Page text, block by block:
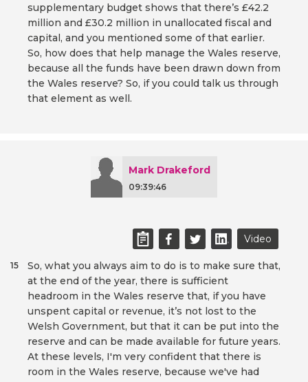
supplementary budget shows that there’s £42.2
million and £30.2 million in unallocated fiscal and
capital, and you mentioned some of that earlier.
So, how does that help manage the Wales reserve,
because all the funds have been drawn down from
the Wales reserve? So, if you could talk us through
that element as well.
Mark Drakeford
09:39:46
Video
So, what you always aim to do is to make sure that,
at the end of the year, there is sufficient
headroom in the Wales reserve that, if you have
unspent capital or revenue, it’s not lost to the
Welsh Government, but that it can be put into the
reserve and can be made available for future years.
At these levels, I'm very confident that there is
room in the Wales reserve, because we've had
15